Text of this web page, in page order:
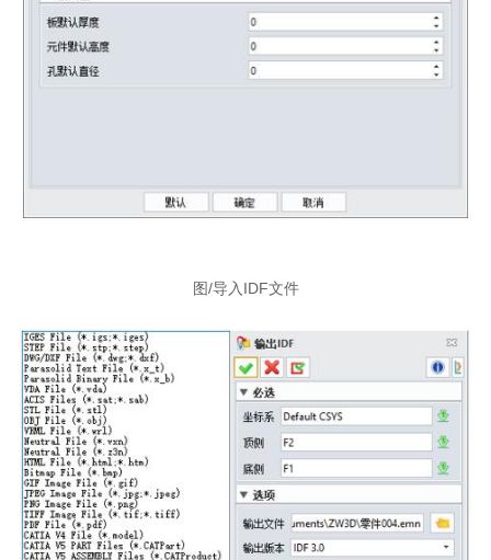
图/导入IDF文件